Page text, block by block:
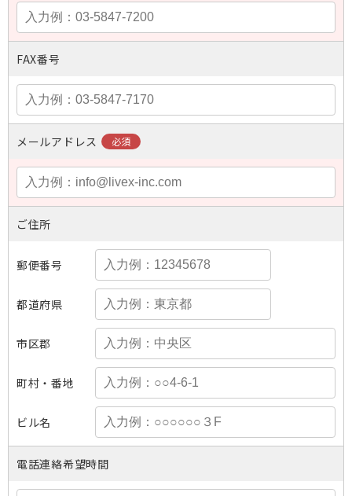
FAX番号
メールアドレス
ご住所
郵便番号
都道府県
市区郡
町村・番地
ビル名
電話連絡希望時間